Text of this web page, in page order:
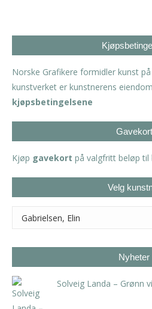
Norske Grafikere formidler kunst
kunstverket er kunstnerens
kjøpsbetingelsene
Gavekort
Kjøp gavekort på valgfritt beløp til
Velg
Nyheter
Solveig Landa – Grønn